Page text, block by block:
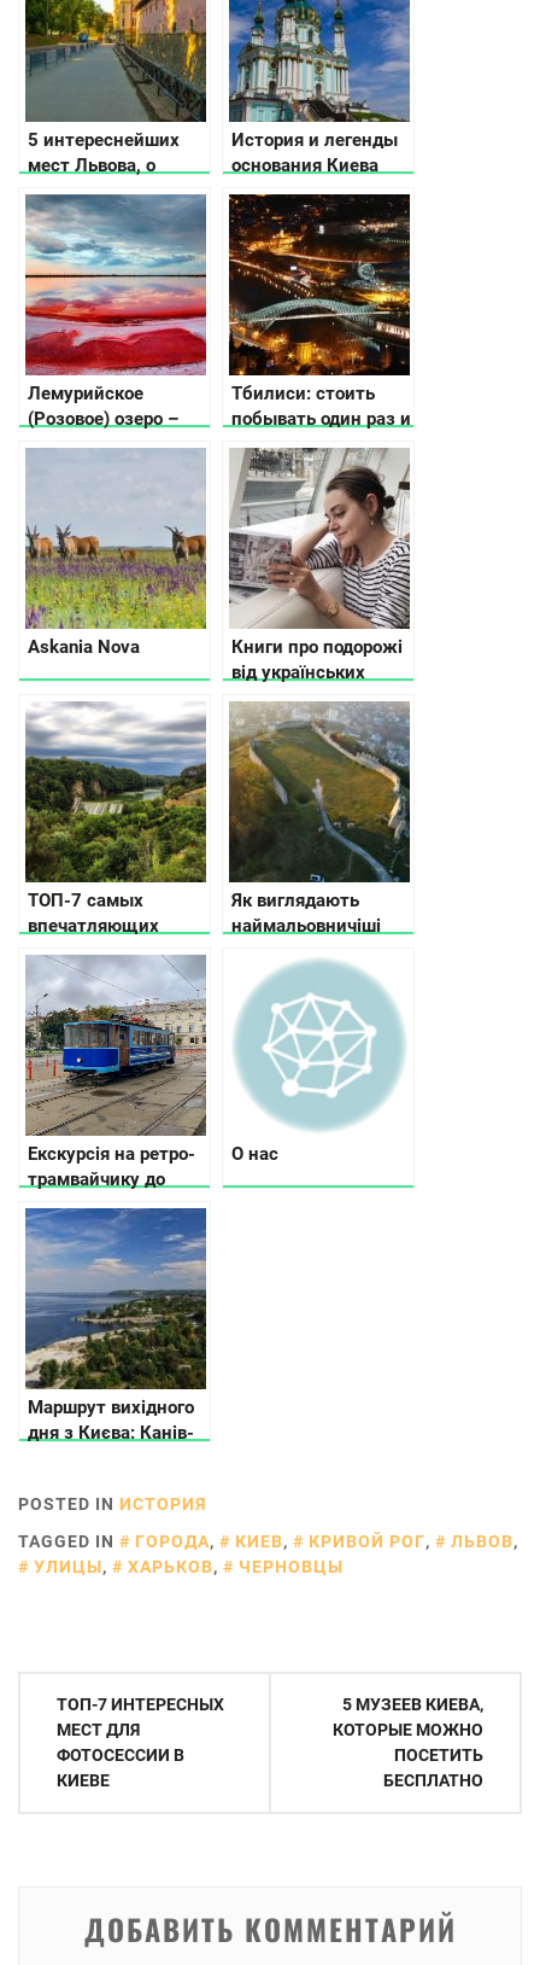
5 интереснейших
мест Львова, о
которых не
расскажут
путеводители
История и легенды
основания Киева
Лемурийское
(Розовое) озеро –
мифы и реальность!
Тбилиси: стоить
побывать один раз и
влюбиться на всю
жизнь
Askania Nova
Книги про подорожі
від українських
письменників
ТОП-7 самых
впечатляющих
каньонов Украины
Як виглядають
наймальовничіші
замків України
Екскурсія на ретро-
трамвайчику до
минулого й
сьогодення Києва
О нас
Маршрут вихідного
дня з Києва: Канів-
POSTED IN ИСТОРИЯ
TAGGED IN
ГОРОДА, КИЕВ, КРИВОЙ РОГ, ЛЬВОВ,
УЛИЦЫ, ХАРЬКОВ, ЧЕРНОВЦЫ
Навигация
записям
ТОП-7 ИНТЕРЕСНЫХ
МЕСТ ДЛЯ
ФОТОСЕССИИ В
КИЕВЕ
5 МУЗЕЕВ КИЕВА,
КОТОРЫЕ МОЖНО
ПОСЕТИТЬ
БЕСПЛАТНО
ДОБАВИТЬ КОММЕНТАРИЙ